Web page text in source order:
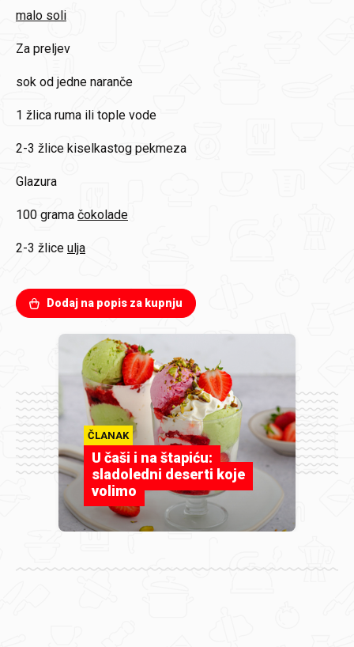
malo soli
Za preljev
sok od jedne naranče
1 žlica ruma ili tople vode
2-3 žlice kiselkastog pekmeza
Glazura
100 grama čokolade
2-3 žlice ulja
Dodaj na popis za kupnju
ČLANAK
U čaši i na štapiću:
sladoledni deserti koje
volimo